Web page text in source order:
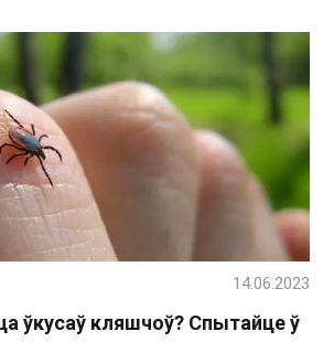
ўкусаў кляшчоў? Спытайце ў
14.06.2023